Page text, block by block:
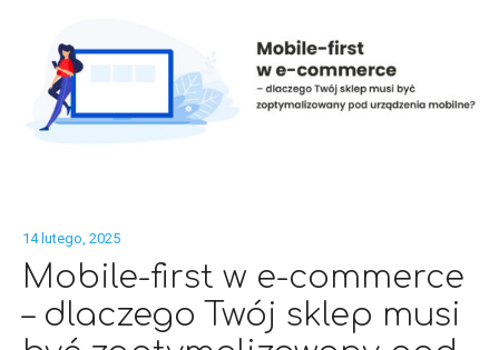
14 lutego, 2025
Mobile-first w e-commerce
– dlaczego Twój sklep musi